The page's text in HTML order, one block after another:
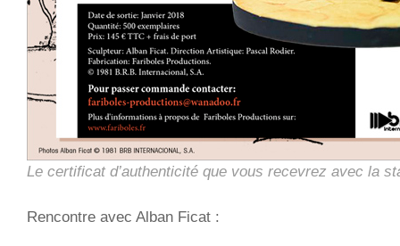
Le certificat d’authenticité que vous recevrez avec la
Rencontre avec Alban Ficat :